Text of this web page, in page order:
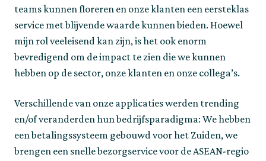
teams kunnen floreren en onze klanten een eersteklas
service met blijvende waarde kunnen bieden. Hoewel
mijn rol veeleisend kan zijn, is het ook enorm
bevredigend om de impact te zien die we kunnen
hebben op de sector, onze klanten en onze collega’s.
Verschillende van onze applicaties werden trending
en/of veranderden hun bedrijfsparadigma: We hebben
een betalingssysteem gebouwd voor het Zuiden, we
brengen een snelle bezorgservice voor de ASEAN-regio